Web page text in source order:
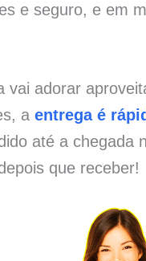
e seguro, e em
vai adorar
a entrega é
até a chegada
que receber!